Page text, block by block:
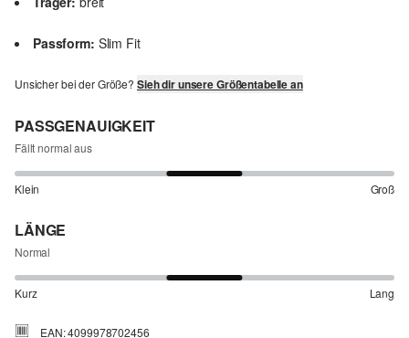
Passform: Slim Fit
Unsicher bei der Größe? Sieh dir unsere Größentabelle an
PASSGENAUIGKEIT
Fällt normal aus
Klein Groß
LÄNGE
Normal
Kurz Lang
EAN: 4099978702456